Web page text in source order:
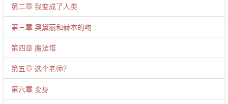
第二章 我变成了人类
第三章 奥黛丽和赫本的吻
第四章 魔法塔
第五章 选个老师？
第六章 变身